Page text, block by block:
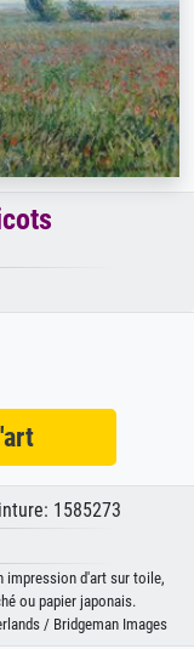
1585273
impression d'art sur toile,
ou papier japonais.
/ Bridgeman Images